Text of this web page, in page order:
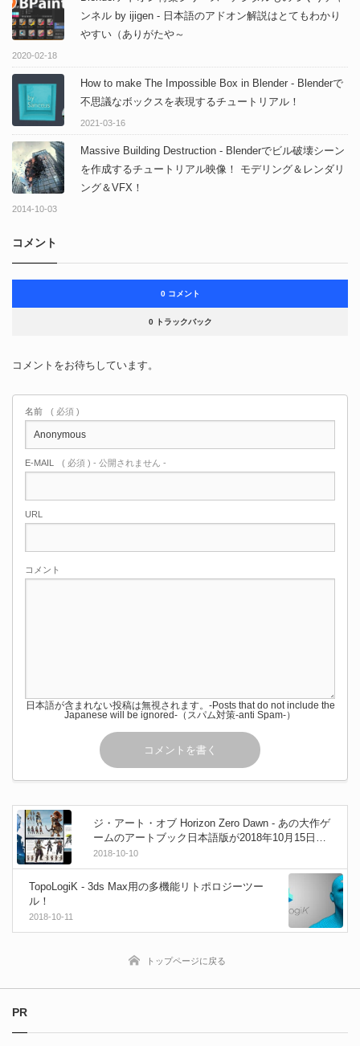
ンネル by ijigen - 日本語のアドオン解説はとてもわかり
やすい（ありがたや～
2020-02-18
How to make The Impossible Box in Blender - Blenderで
不思議なボックスを表現するチュートリアル！
2021-03-16
Massive Building Destruction - Blenderでビル破壊シーン
を作成するチュートリアル映像！ モデリング＆レンダリ
ング＆VFX！
2014-10-03
コメント
0 コメント
0 トラックバック
コメントをお待ちしています。
名前 ( 必須 )
E-MAIL ( 必須 ) - 公開されません -
URL
コメント
日本語が含まれない投稿は無視されます。-Posts that do not include the
Japanese will be ignored-（スパム対策-anti Spam-）
ジ・アート・オブ Horizon Zero Dawn - あの大作ゲ
ームのアートブック日本語版が2018年10月15日に
発売！
2018-10-10
TopoLogiK - 3ds Max用の多機能リトポロジーツー
ル！
2018-10-11
トップページに戻る
PR